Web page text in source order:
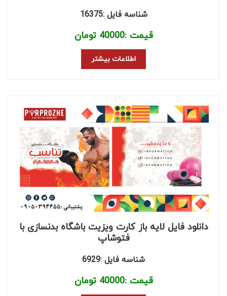
شناسه فایل :16375
قیمت :40000 تومان
اطلاعات بیشتر
دانلود فایل لایه باز کارت ویزیت باشگاه بدنسازی با
فتوشاپ
شناسه فایل :6929
قیمت :40000 تومان